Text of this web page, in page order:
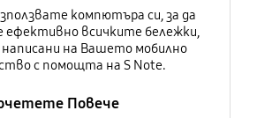
компютъра си, за да
ефективно всичките бележки,
на Вашето мобилно
с помощта на S Note.
Повече